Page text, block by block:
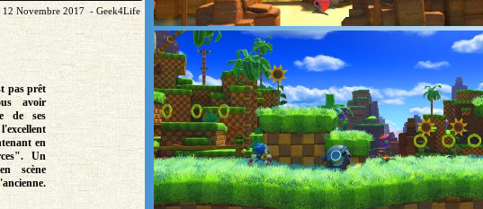
12 Novembre 2017 - Geek4Life
pas prêt
avoir
de ses
en
Un
scène